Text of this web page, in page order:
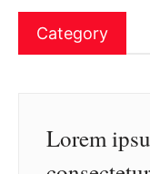
Category
Lorem